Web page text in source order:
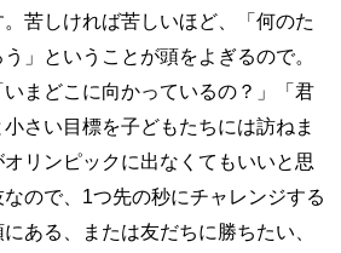
苦しければ苦しいほど、「何のた
」ということが頭をよぎるので。
まどこに向かっているの？」「君
さい目標を子どもたちには訪ねま
リンピックに出なくてもいいと思
ので、1つ先の秒にチャレンジする
ある、または友だちに勝ちたい、